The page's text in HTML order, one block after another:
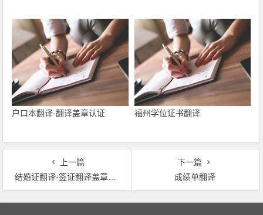
户口本翻译-翻译盖章认证 福州学位证书翻译
上一篇
结婚证翻译-签证翻译盖章认证
下一篇
成绩单翻译
文章导航